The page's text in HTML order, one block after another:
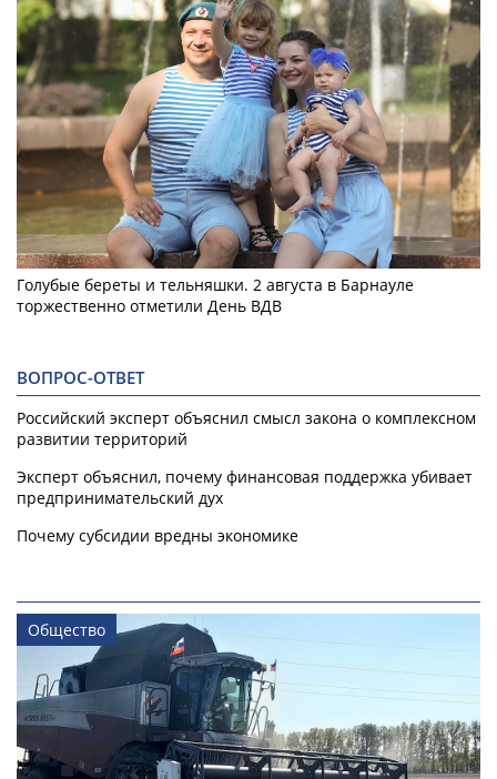
Голубые береты и тельняшки. 2 августа в Барнауле
торжественно отметили День ВДВ
ВОПРОС-ОТВЕТ
Российский эксперт объяснил смысл закона о комплексном
развитии территорий
Эксперт объяснил, почему финансовая поддержка убивает
предпринимательский дух
Почему субсидии вредны экономике
Общество